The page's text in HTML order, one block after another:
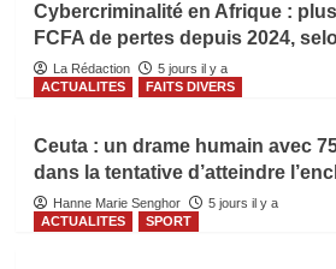
Cybercriminalité en Afrique :
FCFA de pertes depuis 2024,
La Rédaction
5 jours il y a
ACTUALITES
FAITS DIVERS
Ceuta : un drame humain avec
dans la tentative d’atteindre
Hanne Marie Senghor
5 jours il y a
ACTUALITES
SPORT